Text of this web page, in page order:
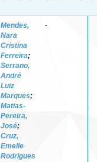
Mendes,
Nara
Cristina
Ferreira;
Serrano,
André
Luiz
Marques;
Matias-
Pereira,
José;
Cruz,
Emelle
Rodrigues
-